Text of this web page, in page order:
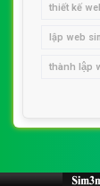
thiết kế
lập web
thành lập